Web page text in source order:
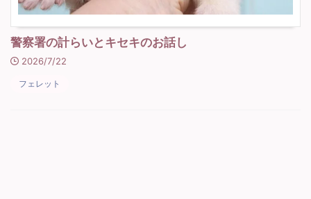
警察署の計らいとキセキのお話し
2026/7/22
フェレット